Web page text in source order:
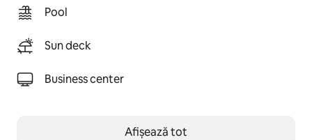
Pool
Sun deck
Business center
Afișează tot